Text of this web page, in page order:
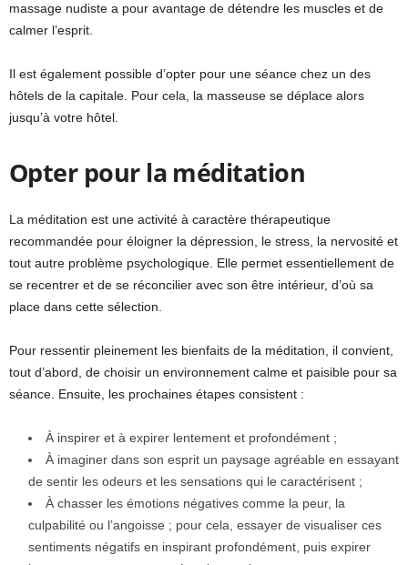
massage nudiste a pour avantage de détendre les muscles et de
calmer l’esprit.
Il est également possible d’opter pour une séance chez un des
hôtels de la capitale. Pour cela, la masseuse se déplace alors
jusqu’à votre hôtel.
Opter pour la méditation
La méditation est une activité à caractère thérapeutique
recommandée pour éloigner la dépression, le stress, la nervosité et
tout autre problème psychologique. Elle permet essentiellement de
se recentrer et de se réconcilier avec son être intérieur, d’où sa
place dans cette sélection.
Pour ressentir pleinement les bienfaits de la méditation, il convient,
tout d’abord, de choisir un environnement calme et paisible pour sa
séance. Ensuite, les prochaines étapes consistent :
À inspirer et à expirer lentement et profondément ;
À imaginer dans son esprit un paysage agréable en essayant
de sentir les odeurs et les sensations qui le caractérisent ;
À chasser les émotions négatives comme la peur, la
culpabilité ou l’angoisse ; pour cela, essayer de visualiser ces
sentiments négatifs en inspirant profondément, puis expirer